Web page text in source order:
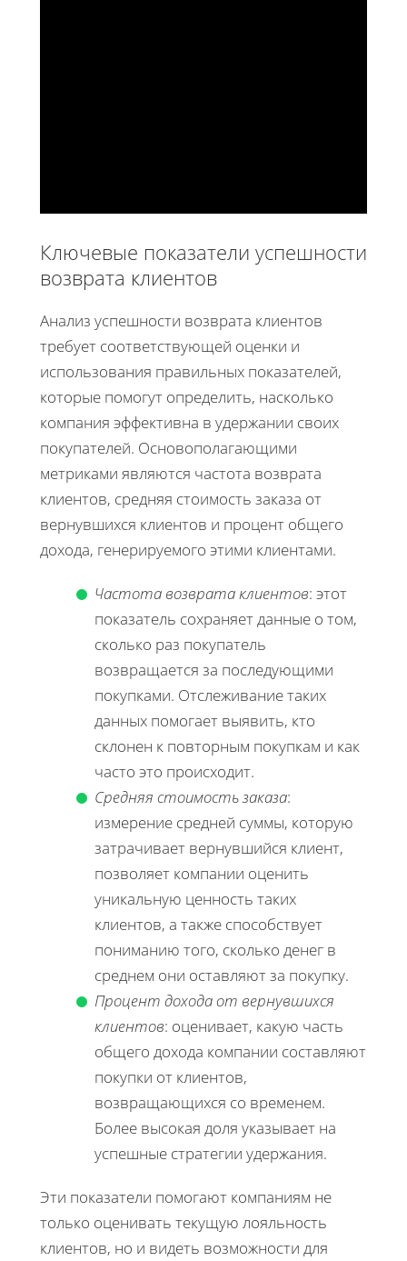
Ключевые показатели успешности
возврата клиентов
Анализ успешности возврата клиентов
требует соответствующей оценки и
использования правильных показателей,
которые помогут определить, насколько
компания эффективна в удержании своих
покупателей. Основополагающими
метриками являются частота возврата
клиентов, средняя стоимость заказа от
вернувшихся клиентов и процент общего
дохода, генерируемого этими клиентами.
Частота возврата клиентов: этот
показатель сохраняет данные о том,
сколько раз покупатель
возвращается за последующими
покупками. Отслеживание таких
данных помогает выявить, кто
склонен к повторным покупкам и как
часто это происходит.
Средняя стоимость заказа:
измерение средней суммы, которую
затрачивает вернувшийся клиент,
позволяет компании оценить
уникальную ценность таких
клиентов, а также способствует
пониманию того, сколько денег в
среднем они оставляют за покупку.
Процент дохода от вернувшихся
клиентов: оценивает, какую часть
общего дохода компании составляют
покупки от клиентов,
возвращающихся со временем.
Более высокая доля указывает на
успешные стратегии удержания.
Эти показатели помогают компаниям не
только оценивать текущую лояльность
клиентов, но и видеть возможности для